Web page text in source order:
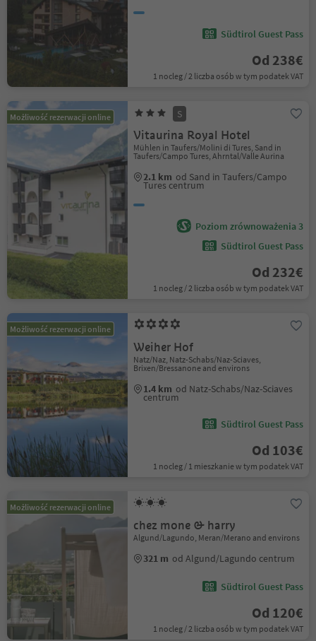
Südtirol Guest Pass
Od 238€
1 nocleg / 2 liczba osób w tym podatek VAT
Możliwość rezerwacji online S
Vitaurina Royal Hotel
Mühlen in Taufers/Molini di Tures, Sand in
Taufers/Campo Tures, Ahrntal/Valle Aurina
2.1 km od Sand in Taufers/Campo
Tures centrum
Poziom zrównoważenia 3
Südtirol Guest Pass
Od 232€
1 nocleg / 2 liczba osób w tym podatek VAT
Możliwość rezerwacji online
Weiher Hof
Natz/Naz, Natz-Schabs/Naz-Sciaves,
Brixen/Bressanone and environs
1.4 km od Natz-Schabs/Naz-Sciaves
centrum
Südtirol Guest Pass
Od 103€
1 nocleg / 1 mieszkanie w tym podatek VAT
Możliwość rezerwacji online
chez mone & harry
Algund/Lagundo, Meran/Merano and environs
321 m od Algund/Lagundo centrum
Südtirol Guest Pass
Od 120€
1 nocleg / 2 liczba osób w tym podatek VAT